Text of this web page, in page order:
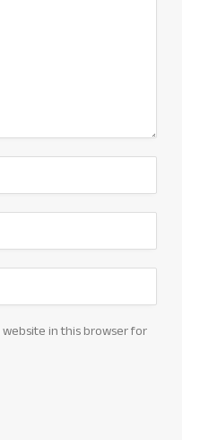
website in this browser for